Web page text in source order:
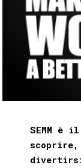
SEMM è
scoprire,